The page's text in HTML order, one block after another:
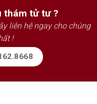
thám tử tư ?
liên hệ ngay cho chúng
!